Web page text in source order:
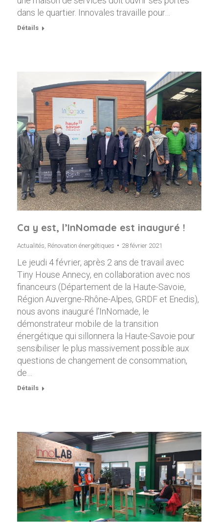
dans le quartier. Innovales travaille pour…
Détails
Ca y est, l’InNomade est inauguré !
Actualités Rénovation énergétiques 28 février 2021
Le jeudi 4 février, après 2 ans de travail avec
Tiny House Annecy, en collaboration avec nos
financeurs (Département de la Haute-Savoie,
Région Auvergne-Rhône-Alpes, GRDF et Enedis),
nous avons inauguré l’InNomade, le
démonstrateur mobile de la transition
énergétique qui sillonnera la Haute-Savoie pour
sensibiliser le plus massivement possible aux
questions de changement de consommation,
de…
Détails